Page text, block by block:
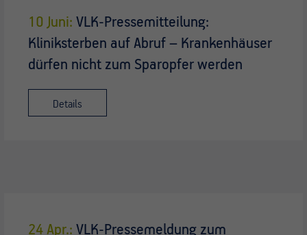
10 Juni: VLK-Pressemitteilung:
Kliniksterben auf Abruf – Krankenhäuser
dürfen nicht zum Sparopfer werden
Details
24 Apr.: VLK-Pressemeldung zum